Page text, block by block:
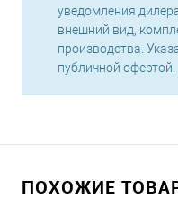
уведомления
внешний вид,
производства.
публичной офертой.
ПОХОЖИЕ